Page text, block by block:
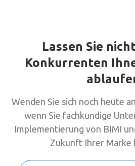
Lassen Sie
Konkurrenten
Wenden Sie sich noch heute
wenn Sie fachkundige
Implementierung von BIMI
Zukunft Ihrer Marke